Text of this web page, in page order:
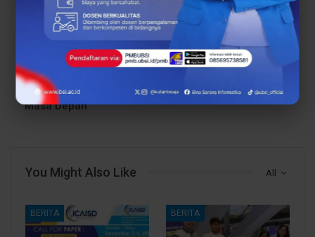
Tahun 2025, UBSI Akan
Terus Berinovasi dan
Hadirkan Lebih Banyak
Program Unggulan yang
Mampu Lahirkan
Inovator dan Pemimpin
Masa Depan
SMAN 1 Ciasem Gelar
NECIS EduFair Batch 3,
UBSI Kampus Cikampek
Ikut Hadirkan Program
All
You Might Also Like
BERITA BERITA